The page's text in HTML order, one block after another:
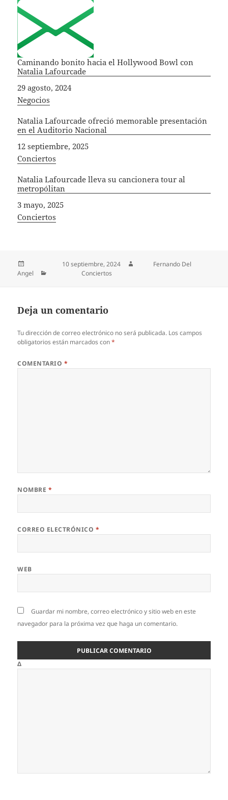
Caminando bonito hacia el Hollywood Bowl con
Natalia Lafourcade
Fecha
29 agosto, 2024
In relation to
Negocios
Natalia Lafourcade ofreció memorable presentación
en el Auditorio Nacional
Fecha
12 septiembre, 2025
In relation to
Conciertos
Natalia Lafourcade lleva su cancionera tour al
metropólitan
Fecha
3 mayo, 2025
In relation to
Conciertos
10 septiembre, 2024
Fernando Del
Angel
CategoríasConciertos
Deja un comentario
Tu dirección de correo electrónico no será publicada. Los campos
obligatorios están marcados con*
COMENTARIO *
NOMBRE *
CORREO ELECTRÓNICO *
WEB
Guardar mi nombre, correo electrónico y sitio web en este
navegador para la próxima vez que haga un comentario.
Δ